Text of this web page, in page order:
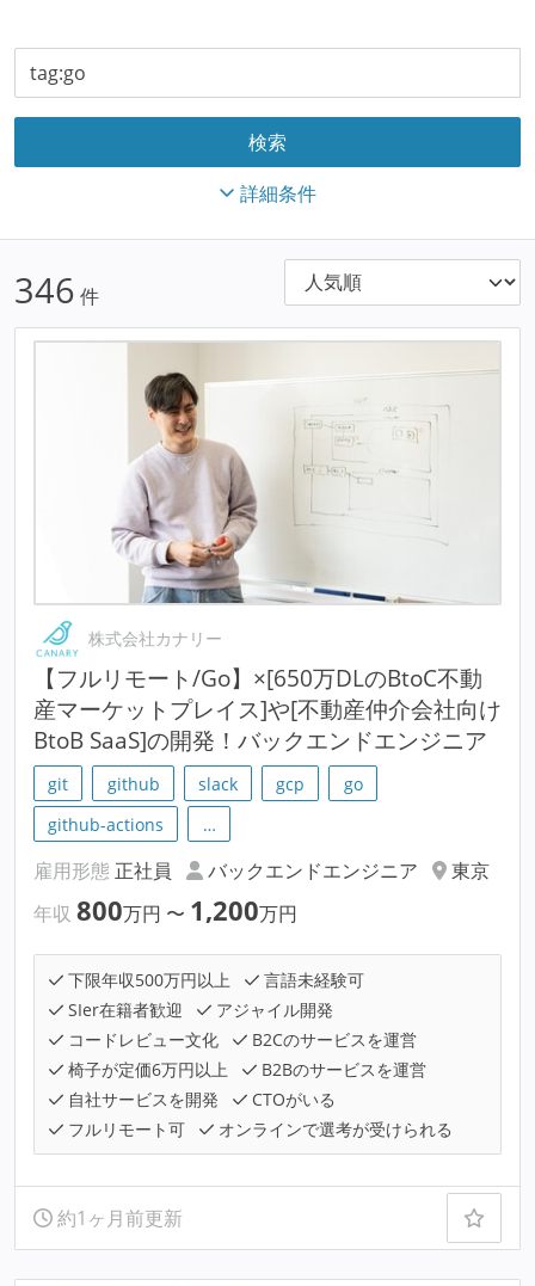
詳細条件
346 件
株式会社カナリー
【フルリモート/Go】×[650万DLのBtoC不動
産マーケットプレイス]や[不動産仲介会社向け
BtoB SaaS]の開発！バックエンドエンジニア
git github slack gcp
go
github-actions
…
雇用形態 正社員 バックエンドエンジニア
東京
年収 800万円 〜 1,200万円
下限年収500万円以上
言語未経験可
SIer在籍者歓迎
アジャイル開発
コードレビュー文化
B2Cのサービスを運営
椅子が定価6万円以上
B2Bのサービスを運営
自社サービスを開発
CTOがいる
フルリモート可
オンラインで選考が受けられる
約1ヶ月前更新